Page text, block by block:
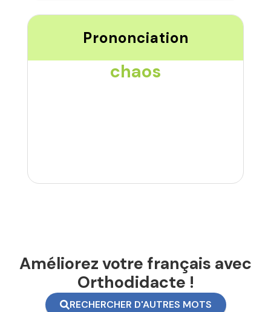
Prononciation
chaos
Améliorez votre français avec
Orthodidacte !
RECHERCHER D'AUTRES MOTS